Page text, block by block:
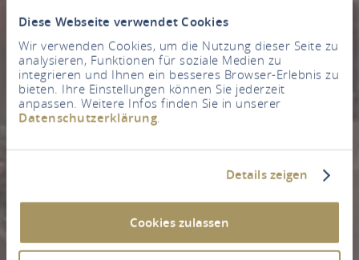
Diese Webseite verwendet Cookies
Wir verwenden Cookies, um die Nutzung dieser Seite zu
analysieren, Funktionen für soziale Medien zu
integrieren und Ihnen ein besseres Browser-Erlebnis zu
bieten. Ihre Einstellungen können Sie jederzeit
anpassen. Weitere Infos finden Sie in unserer
Datenschutzerklärung.
Details zeigen
Cookies zulassen